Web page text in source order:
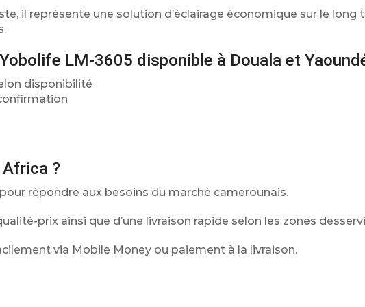
il représente une solution d’éclairage économique sur le long
LM-3605 disponible à Douala et
disponibilité
?
répondre aux besoins du marché camerounais.
prix ainsi que d’une livraison rapide selon les zones
via Mobile Money ou paiement à la livraison.